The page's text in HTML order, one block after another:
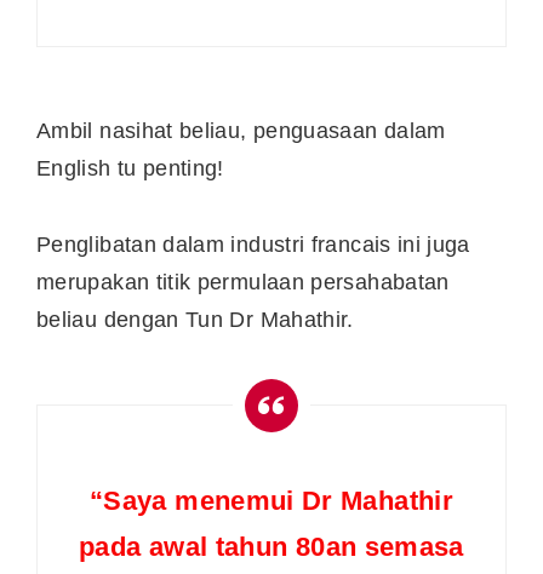
Ambil nasihat beliau, penguasaan dalam
English tu penting!
Penglibatan dalam industri francais ini juga
merupakan titik permulaan persahabatan
beliau dengan Tun Dr Mahathir.
“Saya menemui Dr Mahathir
pada awal tahun 80an semasa